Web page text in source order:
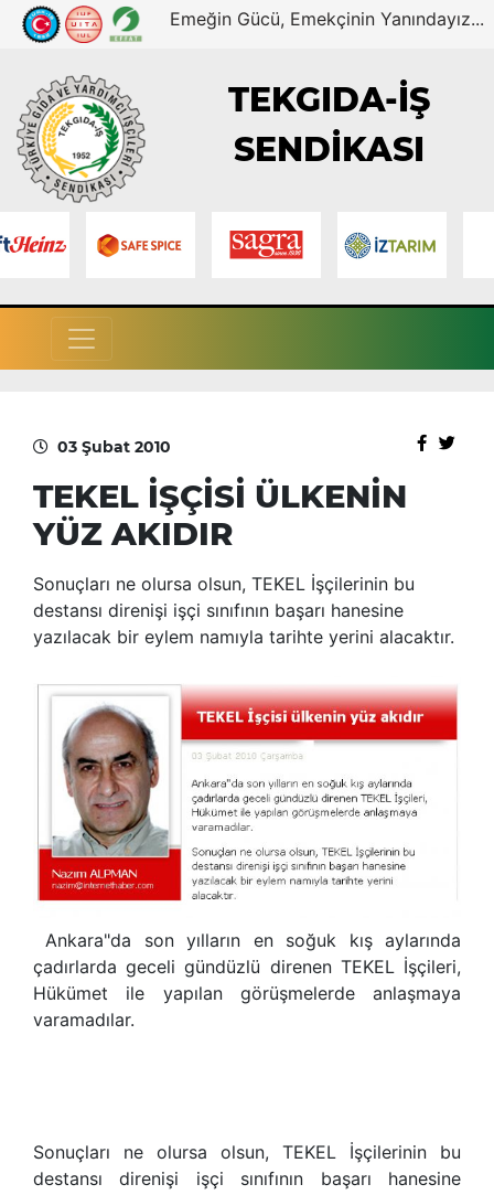
Emeğin Gücü, Emekçinin Yanındayız...
TEKGIDA-İŞ
SENDİKASI
03 Şubat 2010
TEKEL İŞÇİSİ ÜLKENİN
YÜZ AKIDIR
Sonuçları ne olursa olsun, TEKEL İşçilerinin bu
destansı direnişi işçi sınıfının başarı hanesine
yazılacak bir eylem namıyla tarihte yerini alacaktır.
Ankara"da son yılların en soğuk kış aylarında
çadırlarda geceli gündüzlü direnen TEKEL İşçileri,
Hükümet ile yapılan görüşmelerde anlaşmaya
varamadılar.
Sonuçları ne olursa olsun, TEKEL İşçilerinin bu
destansı direnişi işçi sınıfının başarı hanesine